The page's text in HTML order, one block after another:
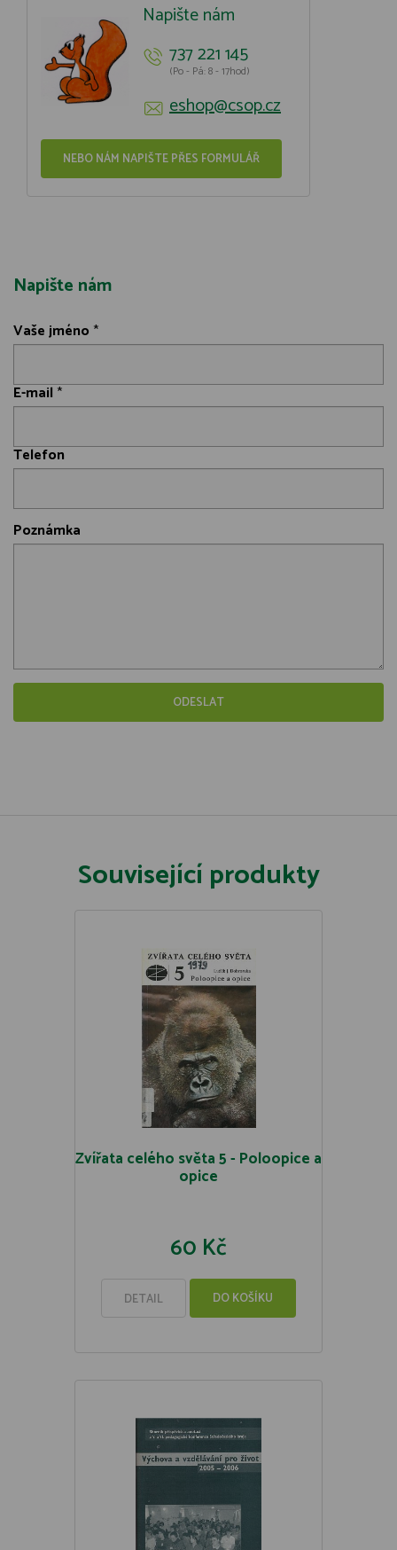
Napište nám
737 221 145
(Po - Pá: 8 - 17hod)
eshop@csop.cz
NEBO NÁM NAPIŠTE PŘES FORMULÁŘ
Napište nám
Vaše jméno *
E-mail *
Telefon
Poznámka
Související produkty
Zvířata celého světa 5 - Poloopice a
opice
60 Kč
DETAIL DO KOŠÍKU